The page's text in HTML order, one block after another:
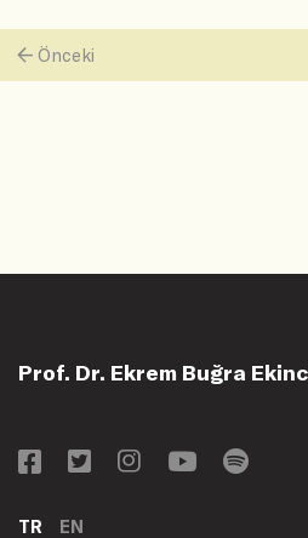
Önceki
Prof. Dr. Ekrem Buğra
TR EN